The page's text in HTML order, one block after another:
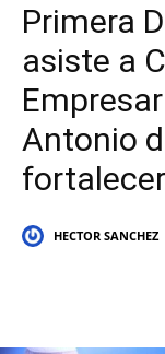
Primera
asiste a
Antonio
HECTOR SANCHEZ